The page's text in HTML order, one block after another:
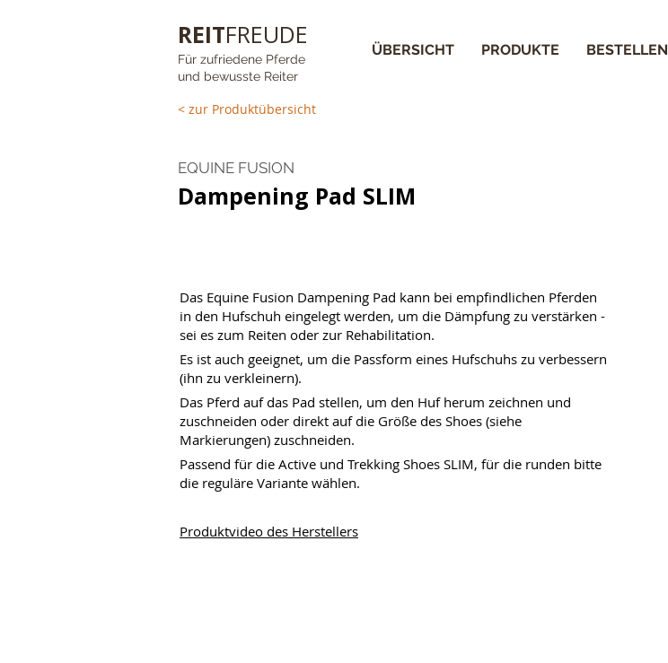
REITFREUDE
Für zufriedene Pferde
und bewusste Reiter
ÜBERSICHT PRODUKTE BESTELLEN
< zur Produktübersicht
EQUINE FUSION
Dampening Pad SLIM
Das Equine Fusion Dampening Pad kann bei empfindlichen Pferden
in den Hufschuh eingelegt werden, um die Dämpfung zu verstärken -
sei es zum Reiten oder zur Rehabilitation.
Es ist auch geeignet, um die Passform eines Hufschuhs zu verbessern
(ihn zu verkleinern).
Das Pferd auf das Pad stellen, um den Huf herum zeichnen und
zuschneiden oder direkt auf die Größe des Shoes (siehe
Markierungen) zuschneiden.
Passend für die Active und Trekking Shoes SLIM, für die runden bitte
die reguläre Variante wählen.
Produktvideo des Herstellers